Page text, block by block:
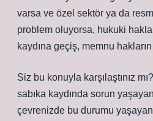
varsa ve özel sektör ya da
problem oluyorsa, hukuki
kaydına geçiş, memnu
Siz bu konuyla karşılaştınız
sabıka kaydında sorun
çevrenizde bu durumu